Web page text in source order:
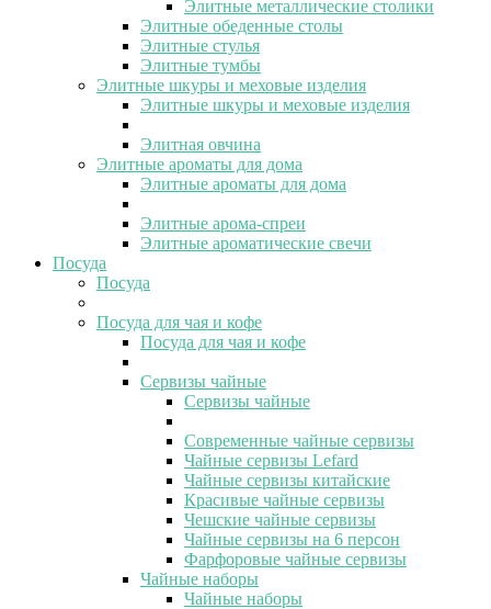
Элитные металлические столики
Элитные обеденные столы
Элитные стулья
Элитные тумбы
Элитные шкуры и меховые изделия
Элитные шкуры и меховые изделия
Элитная овчина
Элитные ароматы для дома
Элитные ароматы для дома
Элитные арома-спреи
Элитные ароматические свечи
Посуда
Посуда
Посуда для чая и кофе
Посуда для чая и кофе
Сервизы чайные
Сервизы чайные
Современные чайные сервизы
Чайные сервизы Lefard
Чайные сервизы китайские
Красивые чайные сервизы
Чешские чайные сервизы
Чайные сервизы на 6 персон
Фарфоровые чайные сервизы
Чайные наборы
Чайные наборы